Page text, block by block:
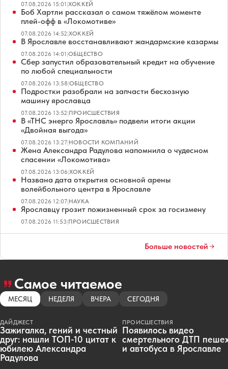
07.08.2026 15:01|ХОККЕЙ
Боб Хартли рассказал о самом тяжёлом моменте
плей-офф в «Локомотиве»
07.08.2026 14:52|ХОККЕЙ
В Ярославле восстанавливают жандармские казармы
07.08.2026 14:01|ОБЩЕСТВО
Сбер запустил образовательный кредит на обучение
по любой специальности
07.08.2026 13:58|ОБЩЕСТВО
Подростки разобрали на запчасти бесхозную
машину ярославца
07.08.2026 13:52|ПРОИСШЕСТВИЯ
В «ТНС энерго Ярославль» подвели итоги акции
«Двойная выгода»
07.08.2026 13:27|НОВОСТИ КОМПАНИЙ
Жена Александра Радулова напомнила о чудесном
спасении «Локомотива»
07.08.2026 13:06|ХОККЕЙ
Названа дата открытия основной арены
волейбольного центра в Ярославле
07.08.2026 12:07|НАУКА
Ярославцу грозит пожизненный срок за госизмену
07.08.2026 11:53|ПРОИСШЕСТВИЯ
Больше новостей
Самое читаемое
МЕСЯЦ НЕДЕЛЯ ВЧЕРА СЕГОДНЯ
ДАЙДЖЕСТ
Зажигалка, гений и честный
друг: нашли ТОП-10 цитат к
юбилею Александра
Радулова
ПРОИСШЕСТВИЯ
Появилось видео
смертельного ДТП
и автобуса в Ярославле